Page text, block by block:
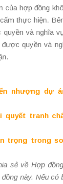
của hợp đồng
thực hiện.
quyền và nghĩa
được quyền và
nhượng dự
quyết tranh
trọng trong
sẻ về Hợp
này. Nếu có